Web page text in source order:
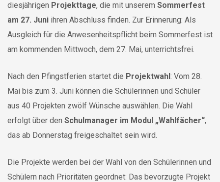
diesjährigen Projekttage, die mit unserem Sommerfest
am 27. Juni ihren Abschluss finden. Zur Erinnerung: Als
Ausgleich für die Anwesenheitspflicht beim Sommerfest ist
am kommenden Mittwoch, dem 27. Mai, unterrichtsfrei.
Nach den Pfingstferien startet die Projektwahl: Vom 28.
Mai bis zum 3. Juni können die Schülerinnen und Schüler
aus 40 Projekten zwölf Wünsche auswählen. Die Wahl
erfolgt über den Schulmanager im Modul „Wahlfächer“,
das ab Donnerstag freigeschaltet sein wird.
Die Projekte werden bei der Wahl von den Schülerinnen und
Schülern nach Prioritäten geordnet: Das bevorzugte Projekt